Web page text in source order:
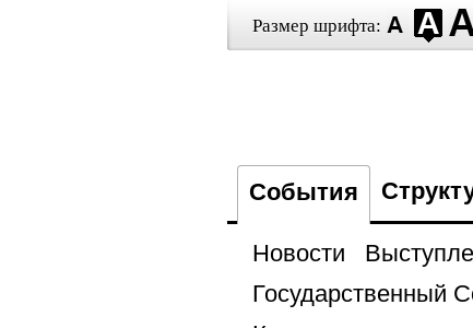
Размер шрифта:
События
Новости
Государственный